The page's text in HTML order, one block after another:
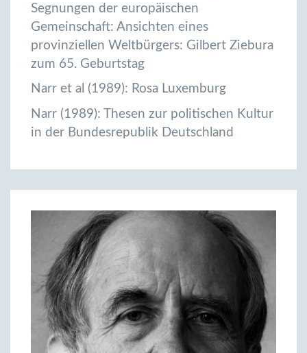
Segnungen der europäischen
Gemeinschaft: Ansichten eines
provinziellen Weltbürgers: Gilbert Ziebura
zum 65. Geburtstag
Narr et al (1989): Rosa Luxemburg
Narr (1989): Thesen zur politischen Kultur
in der Bundesrepublik Deutschland